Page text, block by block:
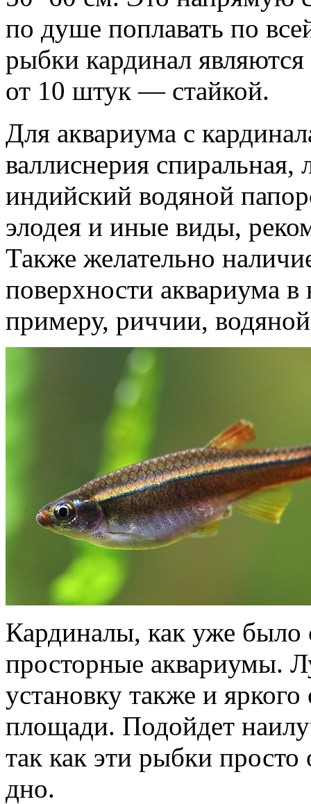
по душе поплавать по
рыбки кардинал
от 10 штук — стайкой.
Для аквариума с
валлиснерия спиральная,
индийский водяной
элодея и иные виды,
Также желательно
поверхности аквариума
примеру, риччии,
Кардиналы, как уже было
просторные аквариумы.
установку также и
площади. Подойдет
так как эти рыбки
дно.